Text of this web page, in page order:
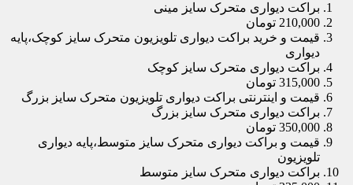
براکت دیواری متحرک سایز مینی
210,000 تومان
قیمت و خرید براکت دیواری تلویزیون متحرک سایز کوچک،پایه
دیواری
براکت دیواری متحرک سایز کوچک
315,000 تومان
قیمت و اینترنتی براکت دیواری تلویزیون متحرک سایز بزرگ
براکت دیواری متحرک سایز بزرگ
350,000 تومان
قیمت و براکت دیواری متحرک سایز متوسط،پایه دیواری
تلویزیون
براکت دیواری متحرک سایز متوسط